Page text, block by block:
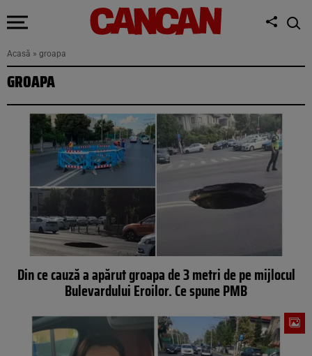
Acasă » groapa
GROAPA
Din ce cauză a apărut groapa de 3 metri de pe mijlocul
Bulevardului Eroilor. Ce spune PMB